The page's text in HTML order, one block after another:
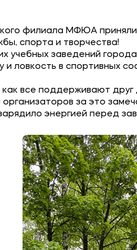
филиала МФЮА
спорта и творчества!
учебных заведений
ловкость в спортивных
все поддерживают друг
за это
энергией перед